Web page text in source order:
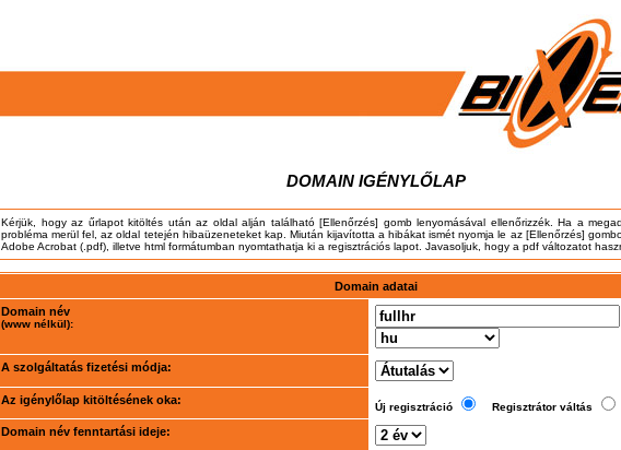
DOMAIN IGÉNYLŐLAP
Kérjük, hogy az űrlapot kitöltés után az oldal alján található [Ellenőrzés] gomb lenyomásával ellenőrizzék. Ha a
probléma merül fel, az oldal tetején hibaüzeneteket kap. Miután kijavította a hibákat ismét nyomja le az [Ellenőrzés]
Adobe Acrobat (.pdf), illetve html formátumban nyomtathatja ki a regisztrációs lapot. Javasoljuk, hogy a pdf változatot
Domain adatai
Domain név
(www nélkül):
A szolgáltatás fizetési módja:
Az igénylőlap kitöltésének oka:
Új regisztráció Regisztrátor váltás
Domain név fenntartási ideje: